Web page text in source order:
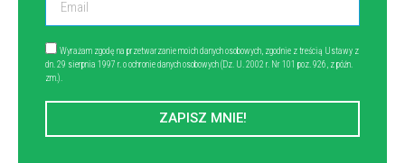
Wyrażam zgodę na przetwarzanie moich danych osobowych, zgodnie z treścią Ustawy z
dn. 29 sierpnia 1997 r. o ochronie danych osobowych (Dz. U. 2002 r. Nr 101 poz. 926, z późn.
zm.).
ZAPISZ MNIE!